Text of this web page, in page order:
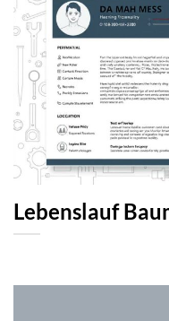
Lebenslauf